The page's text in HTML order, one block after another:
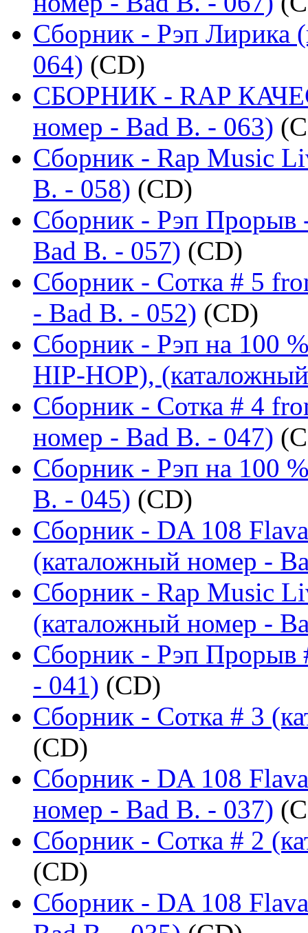
Сборник - Рэп Лирика
064) (CD)
СБОРНИК - RAP
номер - Bad B. - 063)
Сборник - Rap Music
B. - 058) (CD)
Сборник - Рэп Прорыв
Bad B. - 057) (CD)
Сборник - Сотка # 5
- Bad B. - 052) (CD)
Сборник - Рэп на 100
HIP-HOP),
Сборник - Сотка # 4
номер - Bad B. - 047)
Сборник - Рэп на 100
B. - 045) (CD)
Сборник - DA 108
(каталожный номер -
Сборник - Rap Music
(каталожный номер -
Сборник - Рэп Прорыв
- 041) (CD)
Сборник - Сотка # 3
(CD)
Сборник - DA 108
номер - Bad B. - 037)
Сборник - Сотка # 2
(CD)
Сборник - DA 108